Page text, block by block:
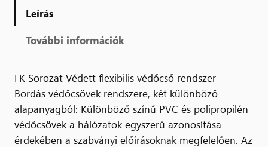
Leírás
További információk
FK Sorozat Védett flexibilis védőcső rendszer –
Bordás védőcsövek rendszere, két különböző
alapanyagból: Különböző színű PVC és polipropilén
védőcsövek a hálózatok egyszerű azonosítása
érdekében a szabványi előírásoknak megfelelően. Az